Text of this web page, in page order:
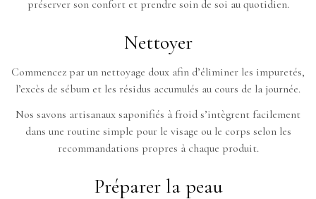
préserver son confort et prendre soin de soi au quotidien.
Nettoyer
Commencez par un nettoyage doux afin d’éliminer les impuretés,
l’excès de sébum et les résidus accumulés au cours de la journée.
Nos savons artisanaux saponifiés à froid s’intègrent facilement
dans une routine simple pour le visage ou le corps selon les
recommandations propres à chaque produit.
Préparer la peau